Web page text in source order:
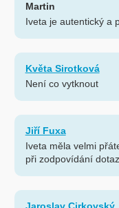
Martin
Iveta je autentický a
Květa Sirotková
Není co vytknout
Jiří Fuxa
Iveta měla velmi
při zodpovídání